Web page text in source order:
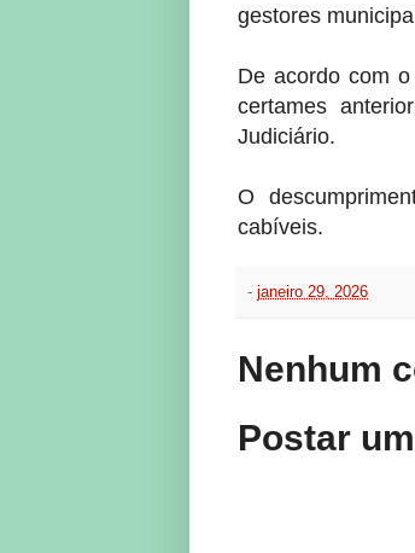
gestores
De acordo com
certames
Judiciário.
O
cabíveis.
- janeiro 29, 2026
Nenhum
Postar